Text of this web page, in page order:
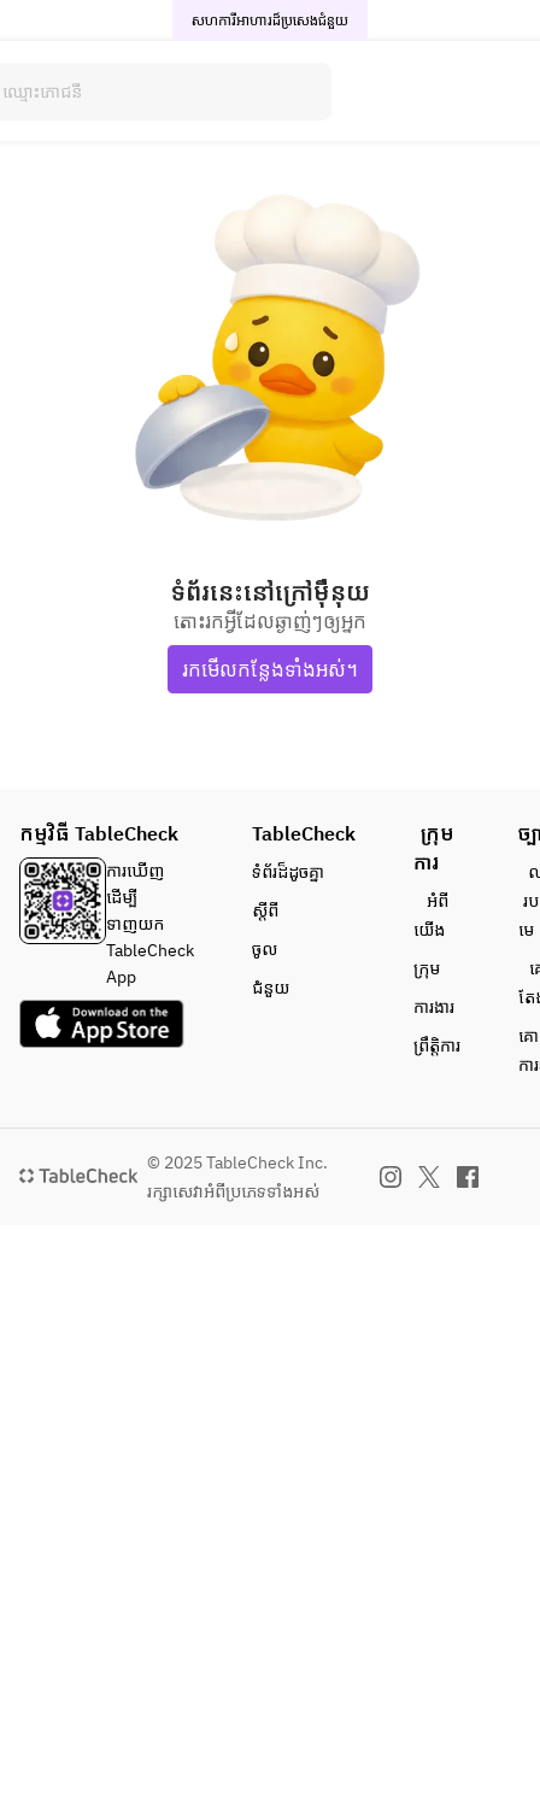
សហការីអាហារដ៏ប្រសេងជំនួយ
ទំព័រនេះ​នៅ​ក្រៅ​ម៉ឺនុយ
តោះរកអ្វីដែលឆ្ងាញ់ៗឲ្យអ្នក
រកមើលកន្លែងទាំងអស់។
កម្មវិធី TableCheck
ការ​ឃើញ
ដើម្បី​
ទាញយក
TableCheck
App
TableCheck
ទំព័រ​ដ៏ដូចគ្នា
ស្តីពី
ចូល
ជំនួយ
ក្រុម
ការ
អំពី​
យើង
ក្រុម
ការងារ
ព្រឹត្តិការ
ច្
រ
មេ
តែ
គ
កា
© 2025 TableCheck Inc.
រក្សាសេវា​អំពីប្រភេទទាំងអស់